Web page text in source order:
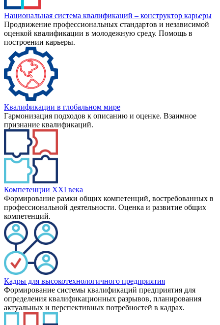
Национальная система квалификаций – конструктор карьеры
Продвижение профессиональных стандартов и независимой
оценкой квалификации в молодежную среду. Помощь в
построении карьеры.
Квалификации в глобальном мире
Гармонизация подходов к описанию и оценке. Взаимное
признание квалификаций.
Компетенции XXI века
Формирование рамки общих компетенций, востребованных в
профессиональной деятельности. Оценка и развитие общих
компетенций.
Кадры для высокотехнологичного предприятия
Формирование системы квалификаций предприятия для
определения квалификационных разрывов, планирования
актуальных и перспективных потребностей в кадрах.